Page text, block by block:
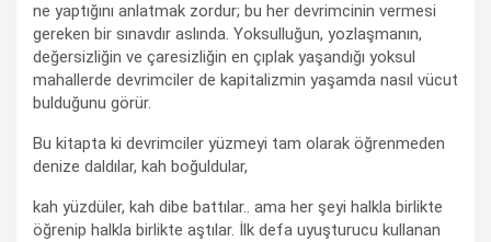
ne yaptığını anlatmak zordur; bu her devrimcinin vermesi
gereken bir sınavdır aslında. Yoksulluğun, yozlaşmanın,
değersizliğin ve çaresizliğin en çıplak yaşandığı yoksul
mahallerde devrimciler de kapitalizmin yaşamda nasıl vücut
bulduğunu görür.
Bu kitapta ki devrimciler yüzmeyi tam olarak öğrenmeden
denize daldılar, kah boğuldular,
kah yüzdüler, kah dibe battılar.. ama her şeyi halkla birlikte
öğrenip halkla birlikte aştılar. İlk defa uyuşturucu kullanan